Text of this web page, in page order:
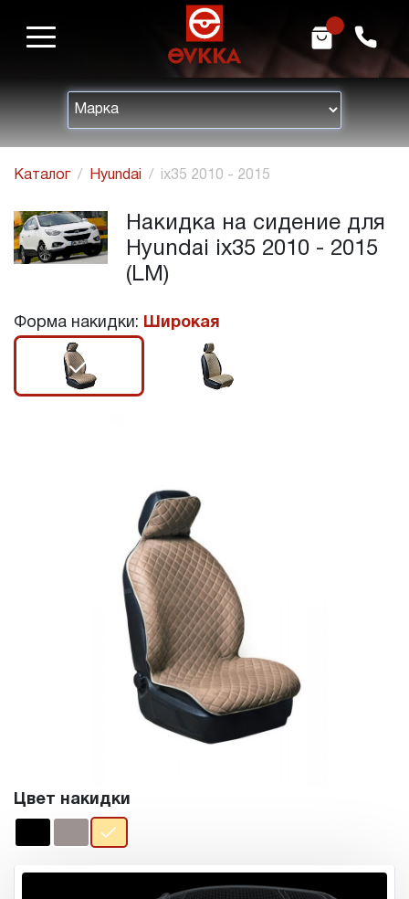
h m
Каталог Hyundai ix35 2010 - 2015
Накидка на сидение для
Hyundai ix35 2010 - 2015
(LM)
Форма накидки: Широкая
r
Цвет накидки